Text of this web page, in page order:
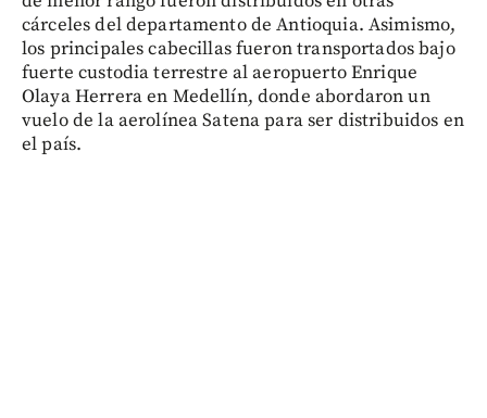
cárceles del departamento de Antioquia. Asimismo,
los principales cabecillas fueron transportados bajo
fuerte custodia terrestre al aeropuerto Enrique
Olaya Herrera en Medellín, donde abordaron un
vuelo de la aerolínea Satena para ser distribuidos en
el país.